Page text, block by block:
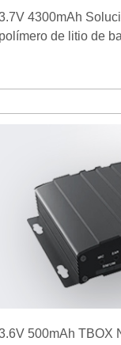
4300mAh
polímero de litio de
500mAh TBOX